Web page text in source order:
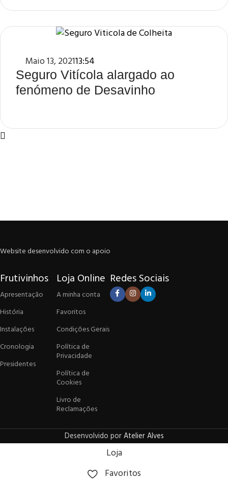
Maio 13, 202113:54
Seguro Vitícola alargado ao
fenómeno de Desavinho
Website desenvolvido com o apoio
Frutivinhos
Apresentação
História
Instalações
Cronologia
Presidentes
Loja Online
A minha conta
Favoritos
Condições Gerais
Política de
Privacidade
Política de
Cookies
Livro de
Reclamações
Redes Sociais
Desenvolvido porAtelier Alves
Loja
Favoritos